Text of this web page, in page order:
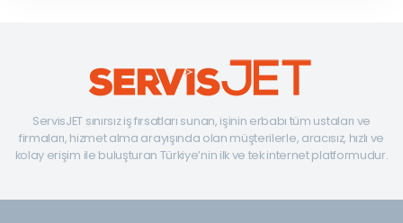
ServisJET sınırsız iş fırsatları sunan, işinin erbabı tüm ustaları ve
firmaları, hizmet alma arayışında olan müşterilerle, aracısız, hızlı ve
kolay erişim ile buluşturan Türkiye’nin ilk ve tek internet platformudur.